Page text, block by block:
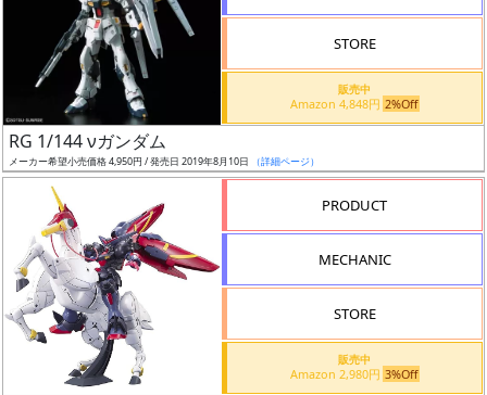
ル
色
STORE
販売中
Amazon 4,848円 2%Off
RG 1/144 νガンダム
メーカー希望小売価格 4,950円 / 発売日 2019年8月10日 （詳細ページ）
PRODUCT
MECHANIC
STORE
販売中
Amazon 2,980円 3%Off